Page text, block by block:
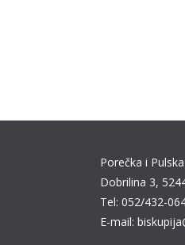
Porečka i
Dobrilina 3,
Tel: 052/432-
E-mail: